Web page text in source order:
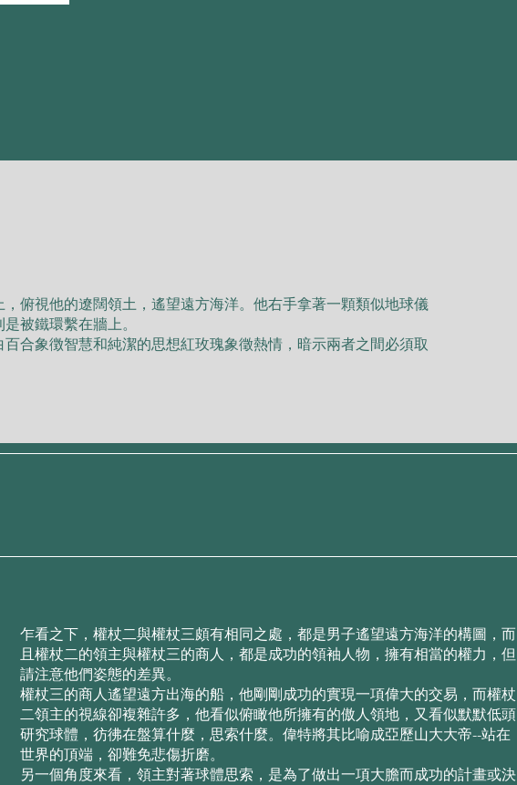
俯視他的遼闊領⼟，遙望遠⽅海洋。他右⼿拿著⼀顆類似地球儀
被鐵環繫在牆上。
合象徴智慧和純潔的思想紅玫瑰象徵熱情，暗⽰兩者之間必須取
乍看之下，權杖⼆與權杖三頗有相同之處，都是男⼦遙望遠⽅海洋的構圖，⽽
且權杖⼆的領主與權杖三的商⼈，都是成功的領袖⼈物，擁有相當的權⼒，但
請注意他們姿態的差異。
權杖三的商⼈遙望遠⽅出海的船，他剛剛成功的實現⼀項偉⼤的交易，⽽權杖
⼆領主的視線卻複雜許多，他看似俯瞰他所擁有的傲⼈領地，⼜看似默默低頭
研究球體，彷彿在盤算什麼，思索什麼。偉特將其⽐喻成亞歷⼭⼤⼤帝--站在
世界的頂端，卻難免悲傷折磨。
另⼀個⻆度來看，領主對著球體思索，是為了做出⼀項⼤膽⽽成功的計畫或決